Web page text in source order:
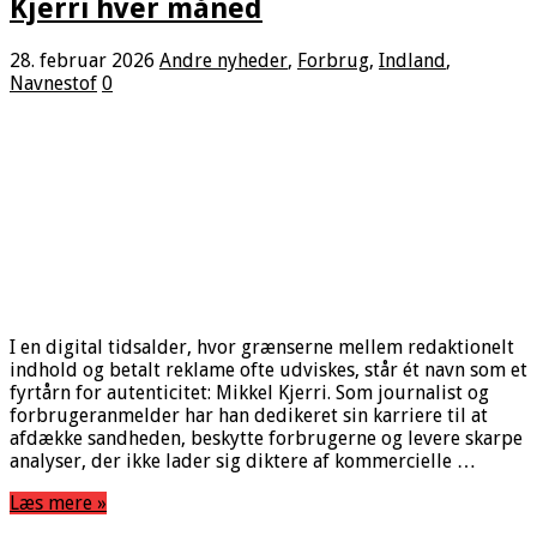
Kjerri hver måned
28. februar 2026 Andre nyheder, Forbrug, Indland,
Navnestof 0
I en digital tidsalder, hvor grænserne mellem redaktionelt
indhold og betalt reklame ofte udviskes, står ét navn som et
fyrtårn for autenticitet: Mikkel Kjerri. Som journalist og
forbrugeranmelder har han dedikeret sin karriere til at
afdække sandheden, beskytte forbrugerne og levere skarpe
analyser, der ikke lader sig diktere af kommercielle …
Læs mere »